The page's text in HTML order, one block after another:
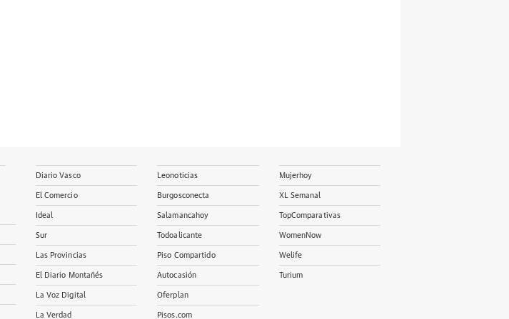
Diario Vasco
El Comercio
Ideal
Sur
Las Provincias
El Diario Montañés
La Voz Digital
La Verdad
Leonoticias
Burgosconecta
Salamancahoy
Todoalicante
Piso Compartido
Autocasión
Oferplan
Pisos.com
Mujerhoy
XL Semanal
TopComparativas
WomenNow
Welife
Turium